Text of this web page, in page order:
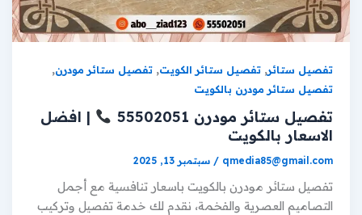
تفصيل ستائر,تفصيل ستائر الكويت,تفصيل ستائر مودرن,
تفصيل ستائر مودرن بالكويت
تفصيل ستائر مودرن 55502051
| افضل
الاسعار بالكويت
qmedia85@gmail.com
/ سبتمبر 13, 2025
تفصيل ستائر مودرن بالكويت باسعار تنافسية مع أجمل
التصاميم العصرية والفخمة، نقدم لك خدمة تفصيل وتركيب